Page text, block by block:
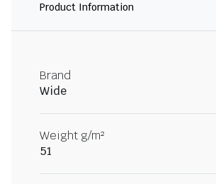
Product Information
Brand
Wide
Weight g/m²
51